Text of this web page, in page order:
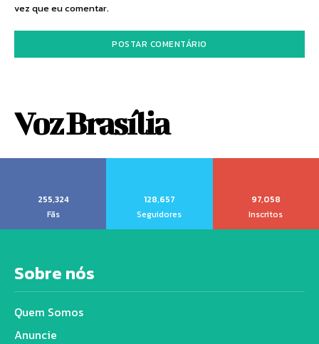
vez que eu comentar.
Voz Brasília
255,324
Fãs
128,657
Seguidores
97,058
Inscritos
Sobre nós
Quem Somos
Anuncie